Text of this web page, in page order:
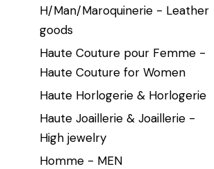
H/Man/Maroquinerie - Leather
goods
Haute Couture pour Femme -
Haute Couture for Women
Haute Horlogerie & Horlogerie
Haute Joaillerie & Joaillerie -
High jewelry
Homme - MEN